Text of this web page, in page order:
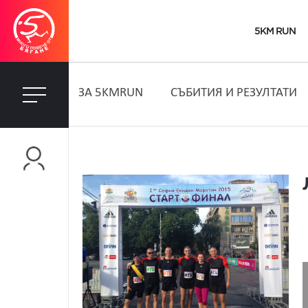
5KM RUN
ЗA 5KMRUN СЪБИТИЯ И РЕЗУЛТАТИ